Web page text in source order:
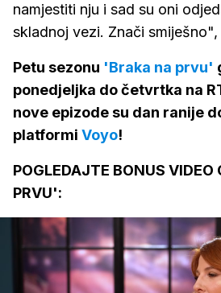
namjestiti nju i sad su oni
skladnoj vezi. Znači
Petu sezonu 'Braka na prvu'
ponedjeljka do četvrtka na
nove epizode su dan ranije
platformi Voyo!
POGLEDAJTE BONUS
PRVU':